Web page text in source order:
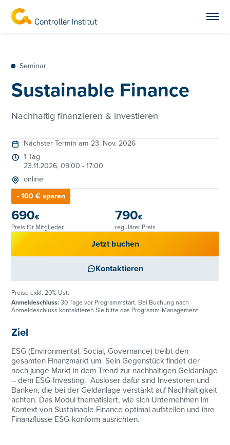
Seminar
Sustainable Finance
Nachhaltig finanzieren & investieren
Ziel
ESG (Environmental, Social, Governance) treibt den
gesamten Finanzmarkt um. Sein Gegenstück findet der
noch junge Markt in dem Trend zur nachhaltigen Geldanlage
– dem ESG-Investing. Auslöser dafür sind Investoren und
Banken, die bei der Geldanlage verstärkt auf Nachhaltigkeit
achten. Das Modul thematisiert, wie sich Unternehmen im
Kontext von Sustainable Finance optimal aufstellen und ihre
Finanzflüsse ESG-konform ausrichten.
Nächster Termin am 23. Nov. 2026
1 Tag
23.11.2026, 09:00 - 17:00
online
- 100 € sparen
690€
Preis für Mitglieder.
790€
regulärer Preis
Jetzt buchen
Kontaktieren
Preise exkl. 20% Ust.
Anmeldeschluss: 30 Tage vor Programmstart. Bei Buchung nach
Anmeldeschluss kontaktieren Sie bitte das Programm-Management!